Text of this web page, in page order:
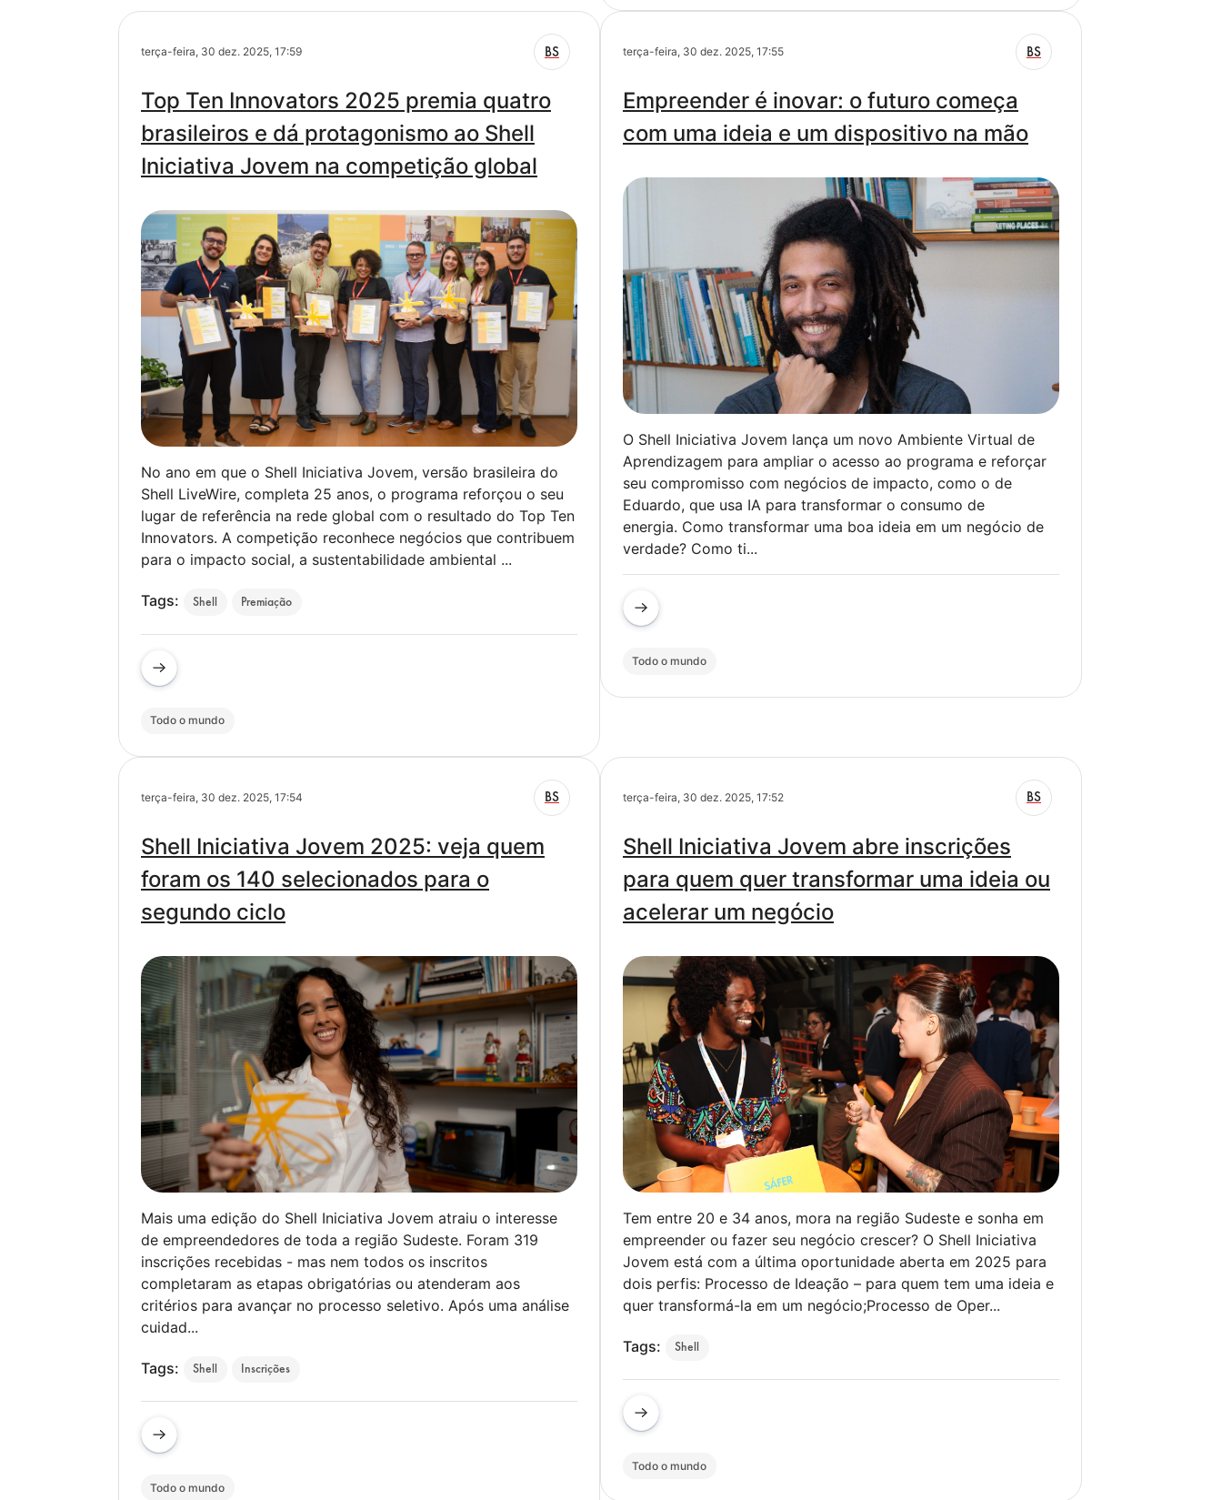
terça-feira, 30 dez. 2025, 17:59 BS
Top Ten Innovators 2025 premia quatro
brasileiros e dá protagonismo ao Shell
Iniciativa Jovem na competição global
No ano em que o Shell Iniciativa Jovem, versão brasileira do
Shell LiveWire, completa 25 anos, o programa reforçou o seu
lugar de referência na rede global com o resultado do Top Ten
Innovators. A competição reconhece negócios que contribuem
para o impacto social, a sustentabilidade ambiental ...
Tags: Shell Premiação
Todo o mundo
terça-feira, 30 dez. 2025, 17:55 BS
Empreender é inovar: o futuro começa
com uma ideia e um dispositivo na mão
O Shell Iniciativa Jovem lança um novo Ambiente Virtual de
Aprendizagem para ampliar o acesso ao programa e reforçar
seu compromisso com negócios de impacto, como o de
Eduardo, que usa IA para transformar o consumo de
energia. Como transformar uma boa ideia em um negócio de
verdade? Como ti...
Todo o mundo
terça-feira, 30 dez. 2025, 17:54 BS
Shell Iniciativa Jovem 2025: veja quem
foram os 140 selecionados para o
segundo ciclo
Mais uma edição do Shell Iniciativa Jovem atraiu o interesse
de empreendedores de toda a região Sudeste. Foram 319
inscrições recebidas - mas nem todos os inscritos
completaram as etapas obrigatórias ou atenderam aos
critérios para avançar no processo seletivo. Após uma análise
cuidad...
Tags: Shell Inscrições
Todo o mundo
terça-feira, 30 dez. 2025, 17:52 BS
Shell Iniciativa Jovem abre inscrições
para quem quer transformar uma ideia ou
acelerar um negócio
Tem entre 20 e 34 anos, mora na região Sudeste e sonha em
empreender ou fazer seu negócio crescer? O Shell Iniciativa
Jovem está com a última oportunidade aberta em 2025 para
dois perfis: Processo de Ideação – para quem tem uma ideia e
quer transformá-la em um negócio;Processo de Oper...
Tags: Shell
Todo o mundo